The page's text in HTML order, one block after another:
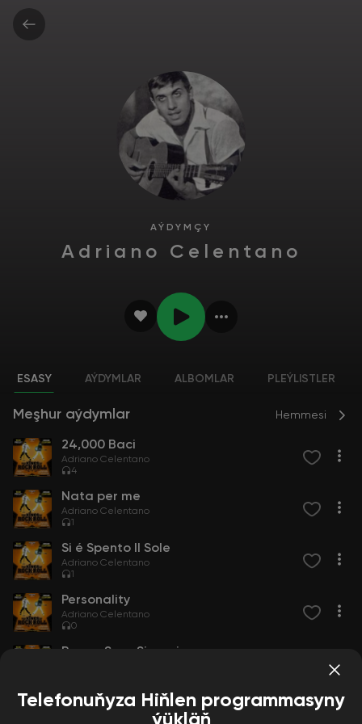
AÝDYMÇY
Adriano Celentano
ESASY AÝDYMLAR ALBOMLAR PLEÝLISTLER
Meşhur aýdymlar Hemmesi
24,000 Baci
Adriano Celentano
4
Nata per me
Adriano Celentano
1
Si é Spento Il Sole
Adriano Celentano
1
Personality
Adriano Celentano
0
Buona Sera Signorina
Telefonuňyza Hiňlen programmasyny
ýükläň